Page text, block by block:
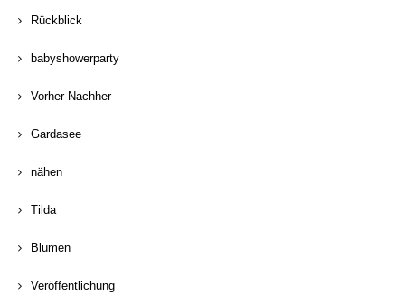
Rückblick
babyshowerparty
Vorher-Nachher
Gardasee
nähen
Tilda
Blumen
Veröffentlichung